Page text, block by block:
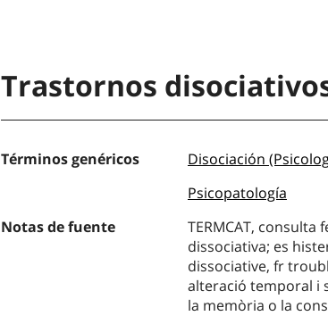
Trastornos
Términos genéricos
Disociación
Psicopatología
Notas de fuente
TERMCAT,
dissociativa; es
dissociative, fr
alteració temporal i
la memòria o la